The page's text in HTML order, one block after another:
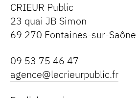
CRIEUR Public
23 quai JB Simon
69 270 Fontaines-sur-Saône
09 53 75 46 47
agence@lecrieurpublic.fr